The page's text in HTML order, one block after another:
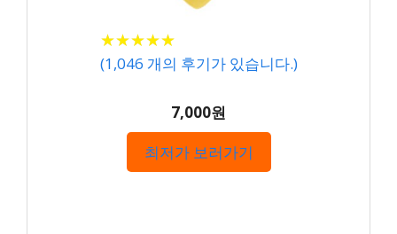
★★★★★
★★★★★
(1,046 개의 후기가 있습니다.)
7,000원
최저가 보러가기